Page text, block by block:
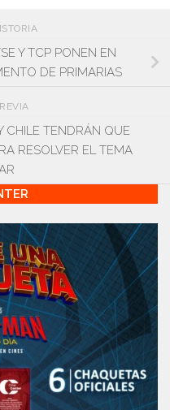
Y TCP PONEN EN
DE PRIMARIAS
CHILE TENDRÁN QUE
RESOLVER EL TEMA